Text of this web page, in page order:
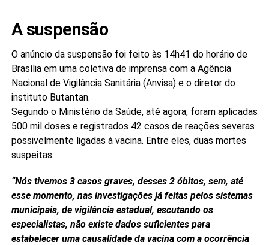
A suspensão
O anúncio da suspensão foi feito às 14h41 do horário de
Brasília em uma coletiva de imprensa com a Agência
Nacional de Vigilância Sanitária (Anvisa) e o diretor do
instituto Butantan.
Segundo o Ministério da Saúde, até agora, foram aplicadas
500 mil doses e registrados 42 casos de reações severas
possivelmente ligadas à vacina. Entre eles, duas mortes
suspeitas.
“Nós tivemos 3 casos graves, desses 2 óbitos, sem, até
esse momento, nas investigações já feitas pelos sistemas
municipais, de vigilância estadual, escutando os
especialistas, não existe dados suficientes para
estabelecer uma causalidade da vacina com a ocorrência